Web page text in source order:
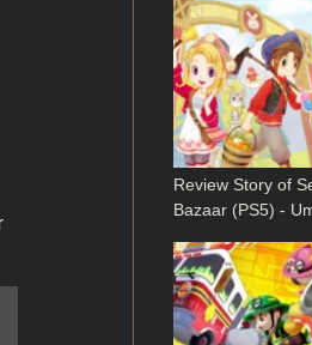
Review Story of
Bazaar (PS5) -